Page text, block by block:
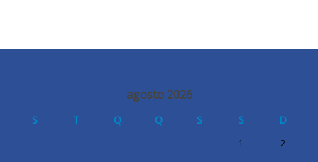
agosto 2026
S T Q Q S S D
1
2